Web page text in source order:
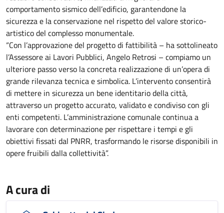
comportamento sismico dell’edificio, garantendone la
sicurezza e la conservazione nel rispetto del valore storico-
artistico del complesso monumentale.
“Con l’approvazione del progetto di fattibilità – ha sottolineato
l’Assessore ai Lavori Pubblici, Angelo Retrosi – compiamo un
ulteriore passo verso la concreta realizzazione di un’opera di
grande rilevanza tecnica e simbolica. L’intervento consentirà
di mettere in sicurezza un bene identitario della città,
attraverso un progetto accurato, validato e condiviso con gli
enti competenti. L’amministrazione comunale continua a
lavorare con determinazione per rispettare i tempi e gli
obiettivi fissati dal PNRR, trasformando le risorse disponibili in
opere fruibili dalla collettività”.
A cura di